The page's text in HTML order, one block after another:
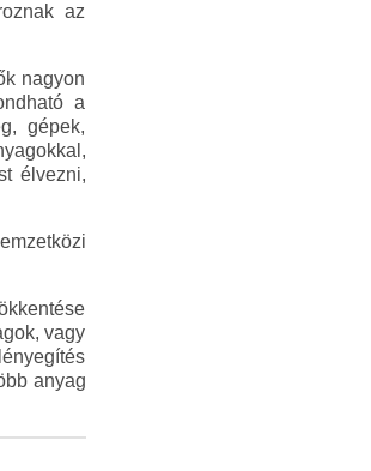
az
nagyon
a
gépek,
élvezni,
vagy
anyag